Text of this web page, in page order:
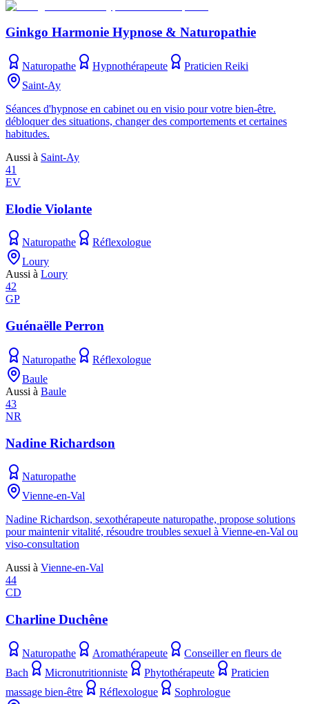
Ginkgo Harmonie Hypnose & Naturopathie
Naturopathe Hypnothérapeute
Praticien Reiki
Saint-Ay
Séances d'hypnose en cabinet ou en visio pour votre bien-être.
débloquer des situations, changer des comportements et certaines
habitudes.
Aussi à Saint-Ay
41
EV
Elodie Violante
Naturopathe
Réflexologue
Loury
Aussi à Loury
42
GP
Guénaëlle Perron
Naturopathe
Réflexologue
Baule
Aussi à Baule
43
NR
Nadine Richardson
Naturopathe
Vienne-en-Val
Nadine Richardson, sexothérapeute naturopathe, propose solutions
pour maintenir vitalité, résoudre troubles sexuel à Vienne-en-Val ou
viso-consultation
Aussi à Vienne-en-Val
44
CD
Charline Duchêne
Naturopathe Aromathérapeute
Conseiller en fleurs de
Bach
Micronutritionniste Phytothérapeute
Praticien
massage bien-être
Réflexologue
Sophrologue